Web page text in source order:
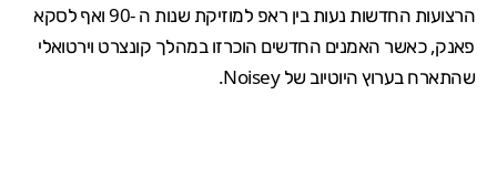
הרצועות החדשות נעות בין ראפ למוזיקת שנות ה -90 ואף לסקא
פאנק, כאשר האמנים החדשים הוכרזו במהלך קונצרט וירטואלי
שהתארח בערוץ היוטיוב של Noisey.